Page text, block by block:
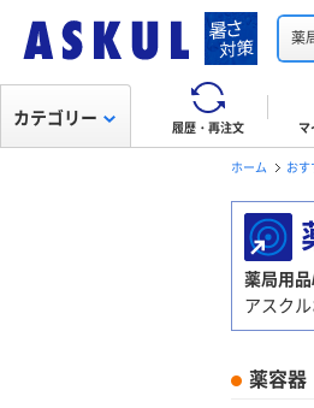
薬
履歴・再注文 マ
カテゴリー
ホーム おす
薬局用
アスク
薬容器